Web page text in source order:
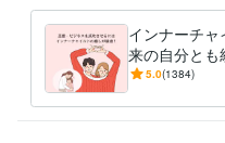
なお、鑑定中は、お返事ができ
仕組みになっていますので、お
よろしくお願いいたします。
インナーチ
来の自分とも
親へのネガ
る？
5.0(1384)